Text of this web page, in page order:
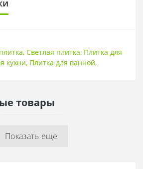
420*420
,Светлая плитка, Плитка для
кухни, Плитка для ванной,
товары
Показать еще